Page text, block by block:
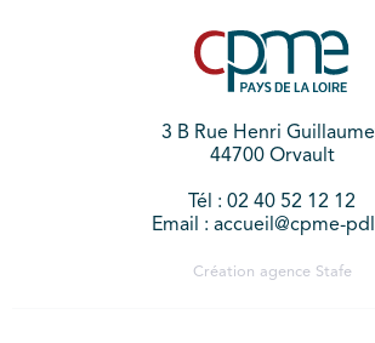
3 B Rue Henri
44700 Orvault
Tél : 02 40 52 12 12
Email : accueil@cpme-
Création agence Stafe